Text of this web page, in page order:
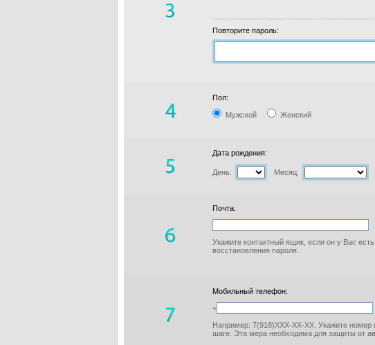
Повторите пароль:
Пол:
Мужской Женский
Дата рождения:
День: Месяц:
Почта:
Укажите контактный ящик, если он у Вас
восстановления пароля.
Мобильный телефон:
+
Например: 7(918)XXX-XX-XX. Укажите
шаге. Эта мера необходима для защиты от